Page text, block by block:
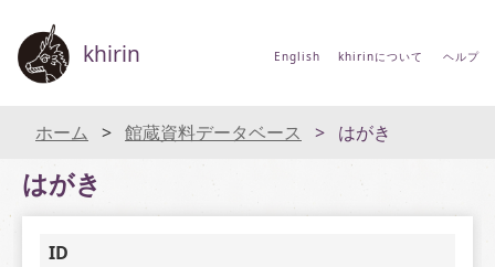
khirin English khirinについて ヘルプ
ホーム 館蔵資料データベース はがき
はがき
ID